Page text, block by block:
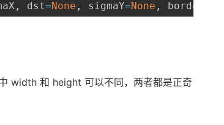
, dst=None , sigmaY=None , borderType
width 和 height 可以不同，两者都是正奇